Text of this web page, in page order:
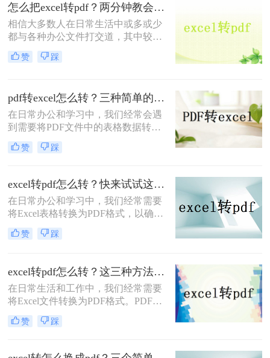
下excel转pdf的操作。
怎么把excel转pdf？两分钟教会你二个方法
相信大多数人在日常生活中或多或少
都与各种办公文件打交道，其中较为
常见的是word、excel、pdf等格式。
身为一名办公职员，我们应该掌握各
掌握多少？就拿excel转pdf格式文件来
说，大家知道怎么把excel转pdf吗？如
果不知道，那么小编今天就来给大家
赞 踩
pdf转excel怎么转？三种简单的方法教会你！
在日常办公和学习中，我们经常会遇
到需要将PDF文件中的表格数据转换
为Excel格式的需求。Excel以其强大
的数据处理和分析功能，使得转换后
是，由于PDF文件的特殊性质，直接
转换可能并不总是那么简单。那么
PDF转excel怎么转呢？本文将介绍几
种简单高效的PDF转Excel的方法，帮
助您轻松完成文件转换。
赞 踩
excel转pdf怎么转？快来试试这3种方法！
在日常办公和学习中，我们经常需要
将Excel表格转换为PDF格式，以确保
数据的稳定性和可读性。那么excel转
pdf怎么转呢？本文将介绍三种将
转换。
赞 踩
excel转pdf怎么转？这三种方法很好用！
在日常生活和工作中，我们经常需要
将Excel文件转换为PDF格式。PDF格
式的文件具有跨平台、跨设备的特
点，能够确保文档在不同环境下的一
呢？本文将为您介绍三种简单易行的
赞 踩